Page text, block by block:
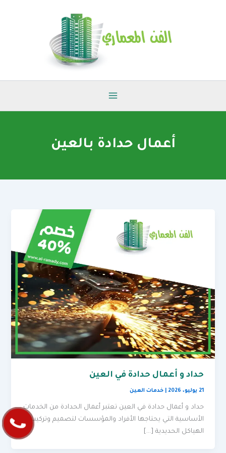
أعمال حدادة بالعين
حداد و أعمال حدادة في العين
21 يوليو، 2026 |خدمات العين
حداد و أعمال حدادة في العين تعتبر أعمال الحدادة من الخدمات
الأساسية التي يحتاجها الأفراد والمؤسسات لتصميم وتركيب
الهياكل الحديدية […]